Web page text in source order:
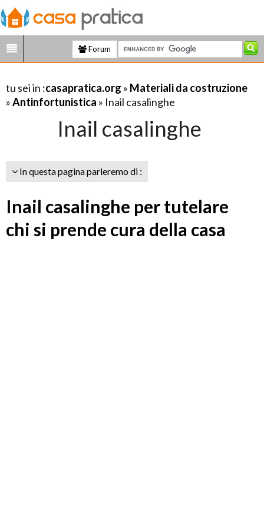
Forum
tu sei in :casapratica.org » Materiali da costruzione
»Antinfortunistica » Inail casalinghe
Inail casalinghe
In questa pagina parleremo di :
Inail casalinghe per tutelare
chi si prende cura della casa